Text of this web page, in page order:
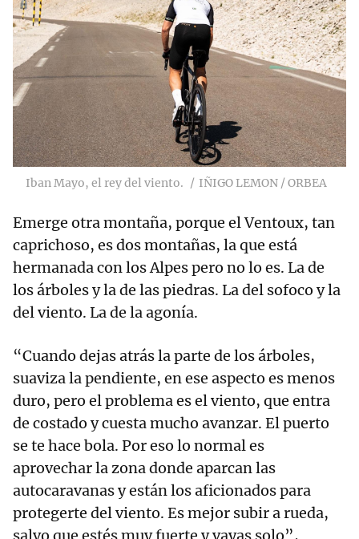
Iban Mayo, el rey del viento. IÑIGO LEMON / ORBEA
Emerge otra montaña, porque el Ventoux, tan
caprichoso, es dos montañas, la que está
hermanada con los Alpes pero no lo es. La de
los árboles y la de las piedras. La del sofoco y la
del viento. La de la agonía.
“Cuando dejas atrás la parte de los árboles,
suaviza la pendiente, en ese aspecto es menos
duro, pero el problema es el viento, que entra
de costado y cuesta mucho avanzar. El puerto
se te hace bola. Por eso lo normal es
aprovechar la zona donde aparcan las
autocaravanas y están los aficionados para
protegerte del viento. Es mejor subir a rueda,
salvo que estés muy fuerte y vayas solo”,